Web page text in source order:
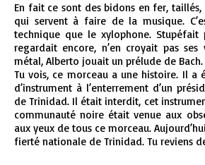
En fait ce sont des bidons en fer,
qui servent à faire de la musique.
technique que le xylophone.
regardait encore, n’en croyait pas
métal, Alberto jouait un prélude de Bach.
Tu vois, ce morceau a une histoire. Il a
d’instrument à l’enterrement d’un
de Trinidad. Il était interdit, cet
communauté noire était venue aux
aux yeux de tous ce morceau.
fierté nationale de Trinidad. Tu reviens